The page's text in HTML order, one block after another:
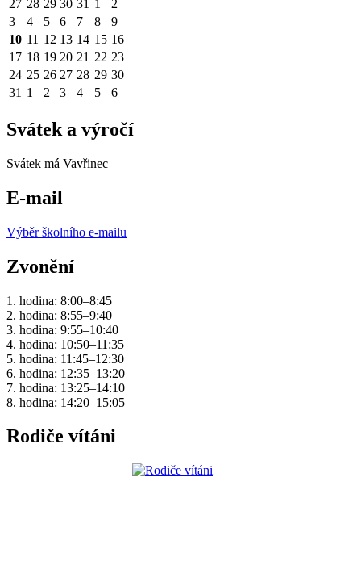
27 28 29 30 31 1
2
3
4 5 6 7 8
9
10 11 12 13 14 15 16
17 18 19 20 21 22 23
24 25 26 27 28 29 30
31 1 2 3 4 5 6
Svátek a výročí
Svátek má Vavřinec
E-mail
Výběr školního e-mailu
Zvonění
1. hodina: 8:00–8:45
2. hodina: 8:55–9:40
3. hodina: 9:55–10:40
4. hodina: 10:50–11:35
5. hodina: 11:45–12:30
6. hodina: 12:35–13:20
7. hodina: 13:25–14:10
8. hodina: 14:20–15:05
Rodiče vítáni